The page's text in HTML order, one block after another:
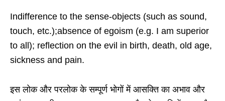
Indifference to the sense-objects (such as sound,
touch, etc.);absence of egoism (e.g. I am superior
to all); reflection on the evil in birth, death, old age,
sickness and pain.
इस लोक और परलोक के सम्पूर्ण भोगों में आसक्ति का अभाव और